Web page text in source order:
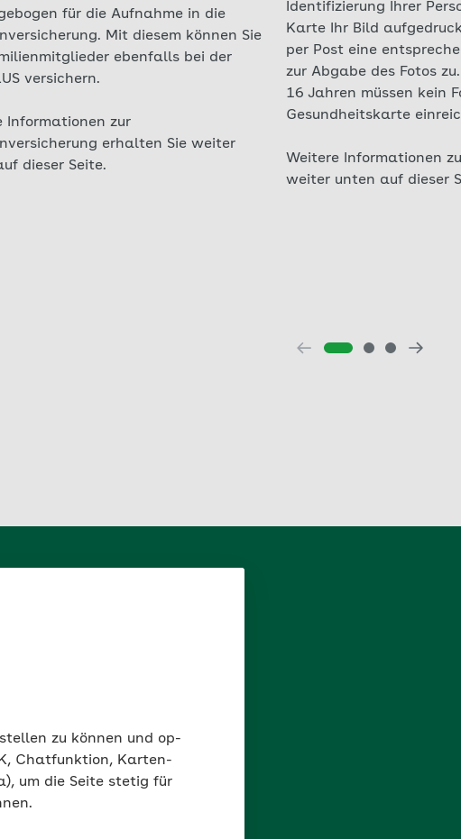
zu können und op-
Chatfunktion, Karten-
um die Seite stetig für
für die Aufnahme in die
Mit diesem können Sie
ebenfalls bei der
versichern.
Informationen zur
erhalten Sie weiter
dieser Seite.
Identifizierung Ihrer
Karte Ihr Bild
per Post eine
zur Abgabe des Fotos
16 Jahren müssen kein
Gesundheitskarte
Weitere Informationen
weiter unten auf dieser
und den
der AOK PLUS versichern.